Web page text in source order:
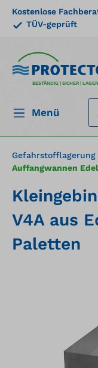
springen
Kostenlose
TÜV-geprüft
BESTÄNDIG | SICHER |
Menü
Gefahrstofflagerung
Auffangwannen
V4A aus
Paletten